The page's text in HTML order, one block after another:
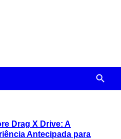
Drag X Drive: A
Antecipada para